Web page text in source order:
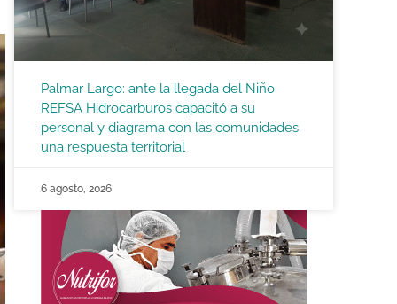
Palmar Largo: ante la llegada del Niño
REFSA Hidrocarburos capacitó a su
personal y diagrama con las comunidades
una respuesta territorial
6 agosto, 2026